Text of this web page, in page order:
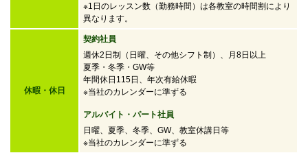
※1日のレッスン数（勤務時間）は各教室の時間割により
異なります。
休暇・休日
契約社員
週休2日制（日曜、その他シフト制）、月8日以上
夏季・冬季・GW等
年間休日115日、年次有給休暇
※当社のカレンダーに準ずる
アルバイト・パート社員
日曜、夏季、冬季、GW、教室休講日等
※当社のカレンダーに準ずる